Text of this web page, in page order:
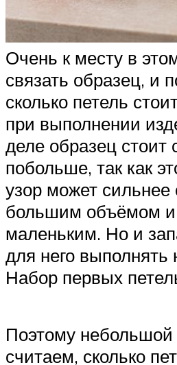
Очень к месту в
связать образец, и
сколько петель
при выполнении
деле образец стоит
побольше, так как
узор может сильнее
большим объёмом и
маленьким. Но и
для него выполнять
Набор первых
Поэтому небольшой
считаем, сколько